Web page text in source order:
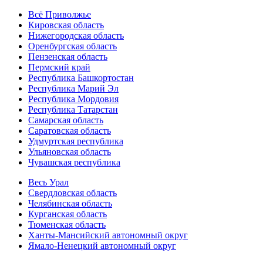
Всё Приволжье
Кировская область
Нижегородская область
Оренбургская область
Пензенская область
Пермский край
Республика Башкортостан
Республика Марий Эл
Республика Мордовия
Республика Татарстан
Самарская область
Саратовская область
Удмуртская республика
Ульяновская область
Чувашская республика
Весь Урал
Свердловская область
Челябинская область
Курганская область
Тюменская область
Ханты-Мансийский автономный округ
Ямало-Ненецкий автономный округ